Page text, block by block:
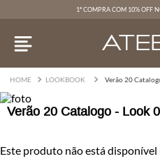
1ª COMPRA COM 10% OFF
LOOKBOOK Verão 20
Verão 20 Catalogo - Look
Este produto não está